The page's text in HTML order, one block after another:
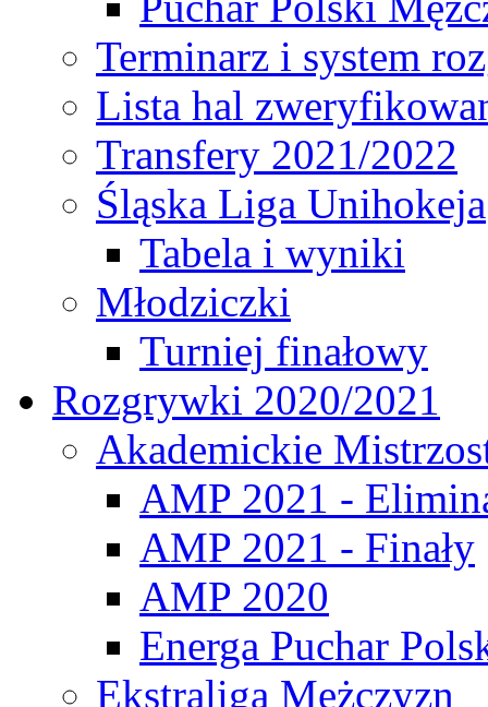
Terminarz i system
Lista hal
Transfery 2021/2022
Śląska Liga Unihokeja
Tabela i wyniki
Młodziczki
Turniej finałowy
Rozgrywki 2020/2021
Akademickie
AMP 2021 -
AMP 2021 - Finały
AMP 2020
Energa Puchar
Ekstraliga Mężczyzn